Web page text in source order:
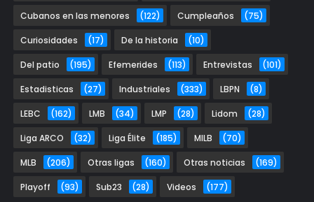
Cubanos en las menores (122) Cumpleaños (75)
Curiosidades (17) De la historia (10)
Del patio (195) Efemerides (113) Entrevistas (101)
Estadisticas (27) Industriales (333) LBPN (8)
LEBC (162) LMB (34) LMP (28) Lidom (28)
Liga ARCO (32) Liga Élite (185) MILB (70)
MLB (206) Otras ligas (160) Otras noticias (169)
Playoff (93) Sub23 (28) Videos (177)